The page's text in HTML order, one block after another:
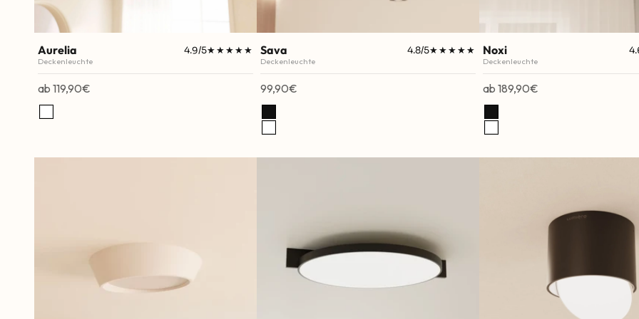
Aurelia
Deckenleuchte
4.9/5★★★★★
★★★★★
Angebot
ab 119,90€
Weiß
Sava
Deckenleuchte
4.8/5★★★★★
★★★★★
Angebot
99,90€
Schwarz
Weiß
Noxi
Deckenleuchte
Angebot
ab 189,90€
Schwarz
Weiß